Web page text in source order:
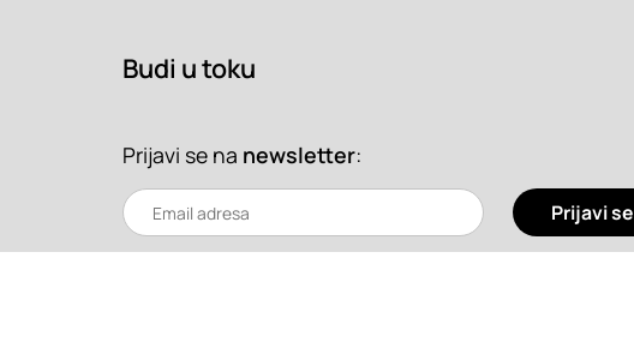
Budi u toku
Prijavi se na newsletter:
Prijavi se